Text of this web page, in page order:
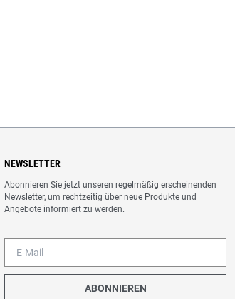
NEWSLETTER
Abonnieren Sie jetzt unseren regelmäßig erscheinenden
Newsletter, um rechtzeitig über neue Produkte und
Angebote informiert zu werden.
ABONNIEREN